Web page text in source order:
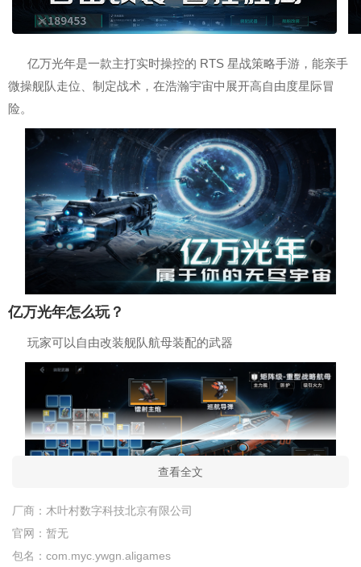
亿万光年是一款主打实时操控的 RTS 星战策略手游，能亲手
微操舰队走位、制定战术，在浩瀚宇宙中展开高自由度星际冒
险。
亿万光年怎么玩？
玩家可以自由改装舰队航母装配的武器
查看全文
厂商： 木叶村数字科技北京有限公司
官网： 暂无
包名： com.myc.ywgn.aligames